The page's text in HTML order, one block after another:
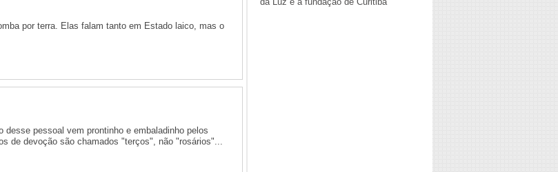
por terra. Elas falam tanto em Estado laico, mas o
pessoal vem prontinho e embaladinho pelos
de devoção são chamados "terços", não "rosários"...